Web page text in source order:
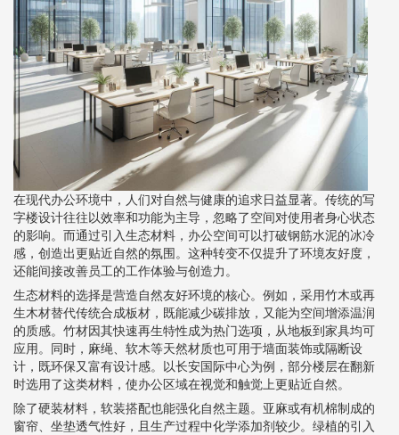
在现代办公环境中，人们对自然与健康的追求日益显著。传统的写
字楼设计往往以效率和功能为主导，忽略了空间对使用者身心状态
的影响。而通过引入生态材料，办公空间可以打破钢筋水泥的冰冷
感，创造出更贴近自然的氛围。这种转变不仅提升了环境友好度，
还能间接改善员工的工作体验与创造力。
生态材料的选择是营造自然友好环境的核心。例如，采用竹木或再
生木材替代传统合成板材，既能减少碳排放，又能为空间增添温润
的质感。竹材因其快速再生特性成为热门选项，从地板到家具均可
应用。同时，麻绳、软木等天然材质也可用于墙面装饰或隔断设
计，既环保又富有设计感。以长安国际中心为例，部分楼层在翻新
时选用了这类材料，使办公区域在视觉和触觉上更贴近自然。
除了硬装材料，软装搭配也能强化自然主题。亚麻或有机棉制成的
窗帘、坐垫透气性好，且生产过程中化学添加剂较少。绿植的引入